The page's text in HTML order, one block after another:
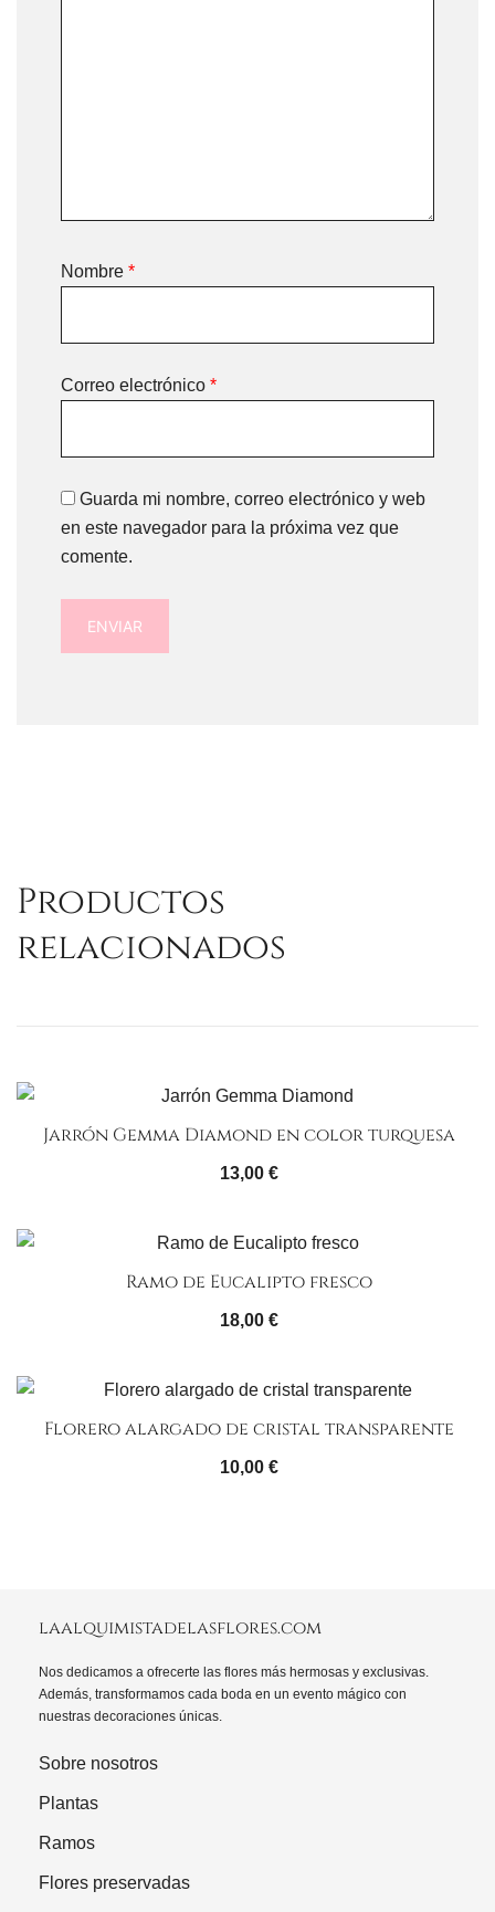
Nombre *
Correo electrónico *
Guarda mi nombre, correo electrónico y web
en este navegador para la próxima vez que
comente.
Productos
relacionados
Jarrón Gemma Diamond en color turquesa
13,00 €
Ramo de Eucalipto fresco
18,00 €
Florero alargado de cristal transparente
10,00 €
laalquimistadelasflores.com
Nos dedicamos a ofrecerte las flores más hermosas y exclusivas.
Además, transformamos cada boda en un evento mágico con
nuestras decoraciones únicas.
Sobre nosotros
Plantas
Ramos
Flores preservadas